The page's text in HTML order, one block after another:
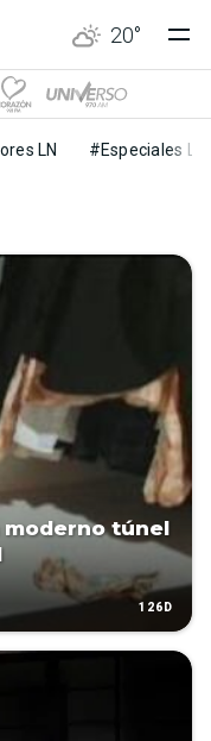
20°
LN #Especiales LN
moderno túnel
126D